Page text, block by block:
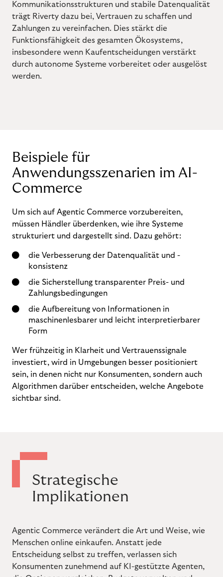
Kommunikationsstrukturen und stabile Datenqualität
trägt Riverty dazu bei, Vertrauen zu schaffen und
Zahlungen zu vereinfachen. Dies stärkt die
Funktionsfähigkeit des gesamten Ökosystems,
insbesondere wenn Kaufentscheidungen verstärkt
durch autonome Systeme vorbereitet oder ausgelöst
werden.
Beispiele für
Anwendungsszenarien im AI-
Commerce
Um sich auf Agentic Commerce vorzubereiten,
müssen Händler überdenken, wie ihre Systeme
strukturiert und dargestellt sind. Dazu gehört:
die Verbesserung der Datenqualität und -
konsistenz
die Sicherstellung transparenter Preis- und
Zahlungsbedingungen
die Aufbereitung von Informationen in
maschinenlesbarer und leicht interpretierbarer
Form
Wer frühzeitig in Klarheit und Vertrauenssignale
investiert, wird in Umgebungen besser positioniert
sein, in denen nicht nur Konsumenten, sondern auch
Algorithmen darüber entscheiden, welche Angebote
sichtbar sind.
Strategische
Implikationen
Agentic Commerce verändert die Art und Weise, wie
Menschen online einkaufen. Anstatt jede
Entscheidung selbst zu treffen, verlassen sich
Konsumenten zunehmend auf KI-gestützte Agenten,